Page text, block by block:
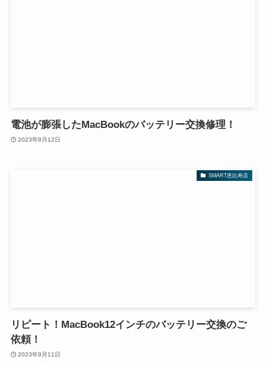
電池が膨張したMacBookのバッテリー交換修理！
2023年9月12日
SMART恵比寿店
リピート！MacBook12インチのバッテリー交換のご
依頼！
2023年9月11日